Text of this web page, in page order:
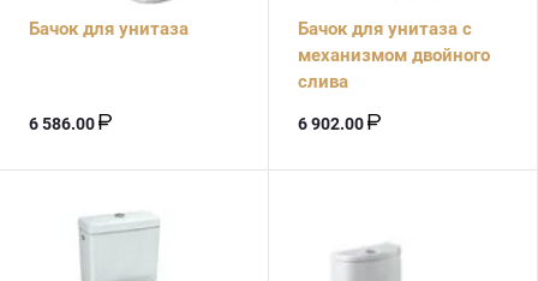
Бачок для унитаза
6 586.00
Бачок для унитаза с
меxанизмом двойного
слива
6 902.00